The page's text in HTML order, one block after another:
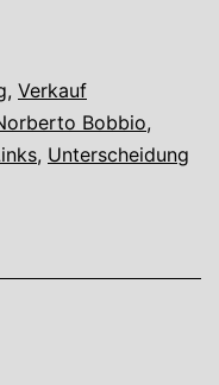
, Verkauf
Bobbio,
, Unterscheidung